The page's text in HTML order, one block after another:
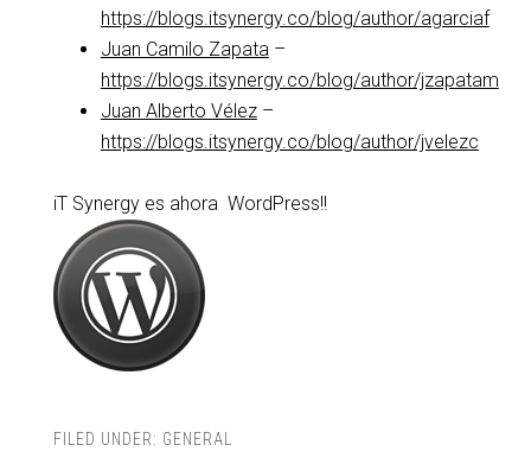
https://blogs.itsynergy.co/blog/author/agarciaf
Juan Camilo Zapata–
https://blogs.itsynergy.co/blog/author/jzapatam
Juan Alberto Vélez–
https://blogs.itsynergy.co/blog/author/jvelezc
iT Synergy es ahora WordPress!!
FILED UNDER: GENERAL